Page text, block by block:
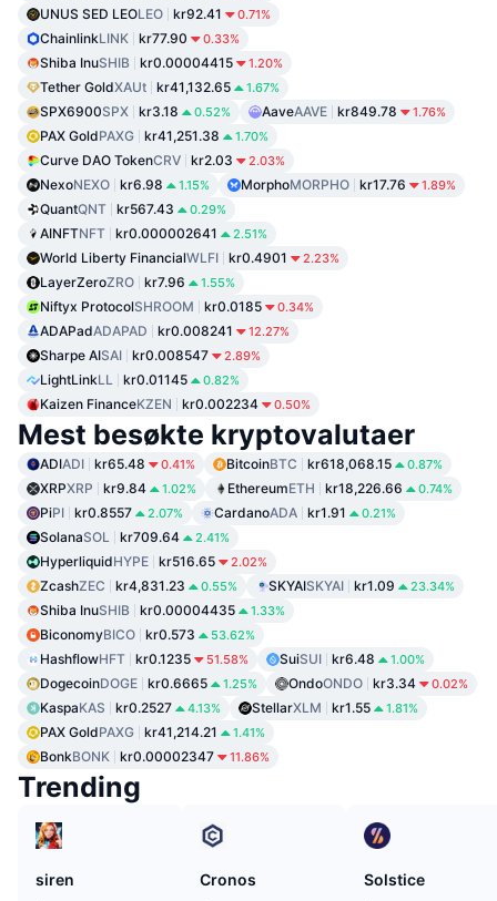
UNUS SED LEOLEO kr92.41 0.71%
ChainlinkLINK kr77.90 0.33%
Shiba InuSHIB kr0.00004415 1.20%
Tether GoldXAUt kr41,132.65 1.67%
SPX6900SPX kr3.18 0.52% AaveAAVE kr849.78 1.76%
PAX GoldPAXG kr41,251.38 1.70%
Curve DAO TokenCRV kr2.03 2.03%
NexoNEXO kr6.98 1.15% MorphoMORPHO kr17.76 1.89%
QuantQNT kr567.43 0.29%
AINFTNFT kr0.000002641 2.51%
World Liberty FinancialWLFI kr0.4901 2.23%
LayerZeroZRO kr7.96 1.55%
Niftyx ProtocolSHROOM kr0.0185 0.34%
ADAPadADAPAD kr0.008241 12.27%
Sharpe AISAI kr0.008547 2.89%
LightLinkLL kr0.01145 0.82%
Kaizen FinanceKZEN kr0.002234 0.50%
Mest besøkte kryptovalutaer
ADIADI kr65.48 0.41% BitcoinBTC kr618,068.15 0.87%
XRPXRP kr9.84 1.02% EthereumETH kr18,226.66 0.74%
PiPI kr0.8557 2.07% CardanoADA kr1.91 0.21%
SolanaSOL kr709.64 2.41%
HyperliquidHYPE kr516.65 2.02%
ZcashZEC kr4,831.23 0.55% SKYAISKYAI kr1.09 23.34%
Shiba InuSHIB kr0.00004435 1.33%
BiconomyBICO kr0.573 53.62%
HashflowHFT kr0.1235 51.58% SuiSUI kr6.48 1.00%
DogecoinDOGE kr0.6665 1.25% OndoONDO kr3.34 0.02%
KaspaKAS kr0.2527 4.13% StellarXLM kr1.55 1.81%
PAX GoldPAXG kr41,214.21 1.41%
BonkBONK kr0.00002347 11.86%
Trending
siren
Cronos
Solstice